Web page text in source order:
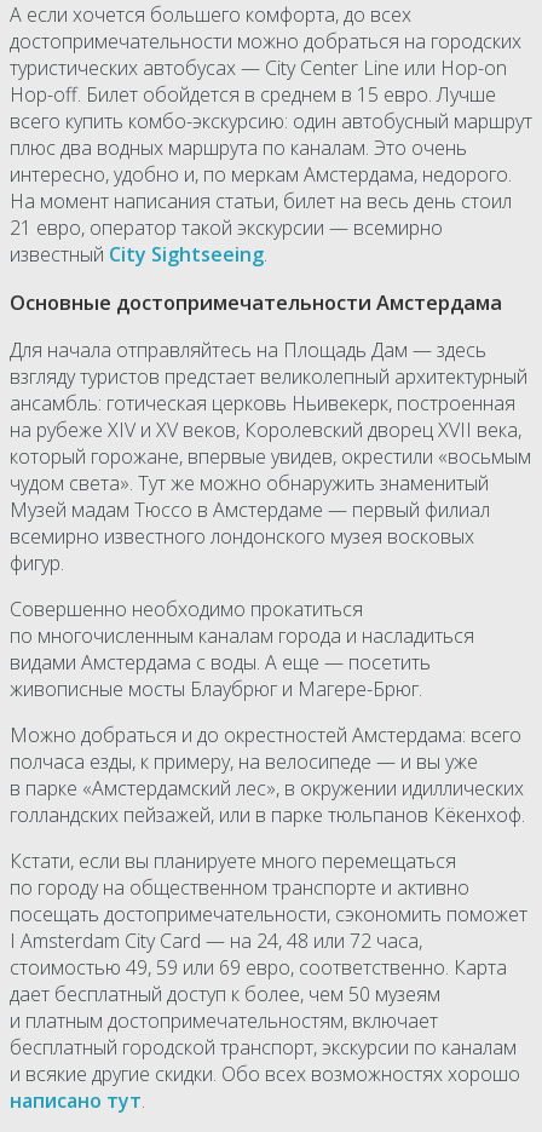
А если хочется большего комфорта, до всех
достопримечательности можно добраться на городских
туристических автобусах — City Center Line или Hop-on
Hop-off. Билет обойдется в среднем в 15 евро. Лучше
всего купить комбо-экскурсию: один автобусный маршрут
плюс два водных маршрута по каналам. Это очень
интересно, удобно и, по меркам Амстердама, недорого.
На момент написания статьи, билет на весь день стоил
21 евро, оператор такой экскурсии — всемирно
известный City Sightseeing.
Основные достопримечательности Амстердама
Для начала отправляйтесь на Площадь Дам — здесь
взгляду туристов предстает великолепный архитектурный
ансамбль: готическая церковь Ньивекерк, построенная
на рубеже XIV и XV веков, Королевский дворец XVII века,
который горожане, впервые увидев, окрестили «восьмым
чудом света». Тут же можно обнаружить знаменитый
Музей мадам Тюссо в Амстердаме — первый филиал
всемирно известного лондонского музея восковых
фигур.
Совершенно необходимо прокатиться
по многочисленным каналам города и насладиться
видами Амстердама с воды. А еще — посетить
живописные мосты Блаубрюг и Магере-Брюг.
Можно добраться и до окрестностей Амстердама: всего
полчаса езды, к примеру, на велосипеде — и вы уже
в парке «Амстердамский лес», в окружении идиллических
голландских пейзажей, или в парке тюльпанов Кёкенхоф.
Кстати, если вы планируете много перемещаться
по городу на общественном транспорте и активно
посещать достопримечательности, сэкономить поможет
I Аmsterdam City Card — на 24, 48 или 72 часа,
стоимостью 49, 59 или 69 евро, соответственно. Карта
дает бесплатный доступ к более, чем 50 музеям
и платным достопримечательностям, включает
бесплатный городской транспорт, экскурсии по каналам
и всякие другие скидки. Обо всех возможностях хорошо
написано тут.